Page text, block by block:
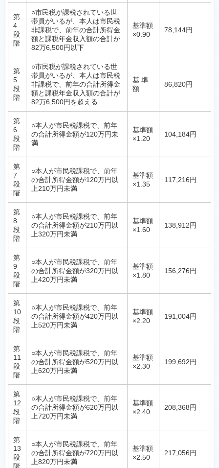
第
4
段
階
○市民税が課税されている世
帯員がいるが、本人は市民税
非課税で、前年の合計所得金
額と課税年金収入額の合計が
82万6,500円以下
基準額
×0.90
78,144円
第
5
段
階
○市民税が課税されている世
帯員がいるが、本人は市民税
非課税で、前年の合計所得金
額と課税年金収入額の合計が
82万6,500円を超える
基 準
額
86,820円
第
6
段
階
○本人が市民税課税で、前年
の合計所得金額が120万円未
満
基準額
×1.20
104,184円
第
7
段
階
○本人が市民税課税で、前年
の合計所得金額が120万円以
上210万円未満
基準額
×1.35
117,216円
第
8
段
階
○本人が市民税課税で、前年
の合計所得金額が210万円以
上320万円未満
基準額
×1.60
138,912円
第
9
段
階
○本人が市民税課税で、前年
の合計所得金額が320万円以
上420万円未満
基準額
×1.80
156,276円
第
10
段
階
○本人が市民税課税で、前年
の合計所得金額が420万円以
上520万円未満
基準額
×2.20
191,004円
第
11
段
階
○本人が市民税課税で、前年
の合計所得金額が520万円以
上620万円未満
基準額
×2.30
199,692円
第
12
段
階
○本人が市民税課税で、前年
の合計所得金額が620万円以
上720万円未満
基準額
×2.40
208,368円
第
13
段
階
○本人が市民税課税で、前年
の合計所得金額が720万円以
上820万円未満
基準額
×2.50
217,056円